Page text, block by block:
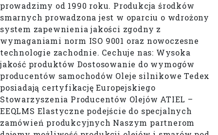
prowadzimy od 1990 roku. Produkcja środków
smarnych prowadzona jest w oparciu o wdrożony
system zapewnienia jakości zgodny z
wymaganiami norm ISO 9001 oraz nowoczesne
technologie zachodnie. Cechuje nas: Wysoka
jakość produktów Dostosowanie do wymogów
producentów samochodów Oleje silnikowe Tedex
posiadają certyfikację Europejskiego
Stowarzyszenia Producentów Olejów ATIEL –
EEQLMS Elastyczne podejście do specjalnych
zamówień produkcyjnych Naszym partnerom